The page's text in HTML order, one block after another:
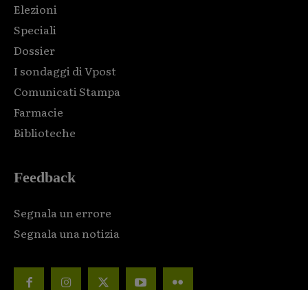
Elezioni
Speciali
Dossier
I sondaggi di Vpost
Comunicati Stampa
Farmacie
Biblioteche
Feedback
Segnala un errore
Segnala una notizia